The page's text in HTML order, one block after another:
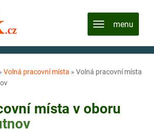
Volná pracovní místa » Volná pracovní místa
místa v oboru